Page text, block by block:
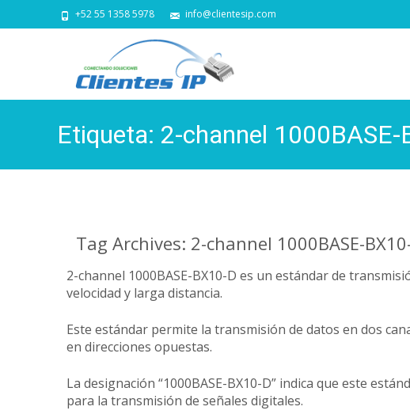
+52 55 1358 5978 info@clientesip.com
Etiqueta: 2-channel 1000BASE-
Tag Archives: 2-channel 1000BASE-
2-channel 1000BASE-BX10-D es un estándar de
velocidad y larga distancia.
Este estándar permite la transmisión de datos en dos
en direcciones opuestas.
La designación “1000BASE-BX10-D” indica que este
para la transmisión de señales digitales.